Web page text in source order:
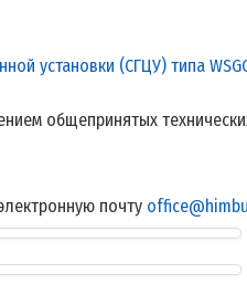
установки (СГЦУ) типа
общепринятых
почту